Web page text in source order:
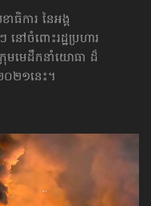
ធិការ នៃអង្គ
នៅចំពោះរដ្ឋប្រហារ
មមេដឹកនាំ​យោធា ដ៏
០២១នេះ។